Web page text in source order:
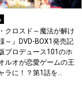
クロスド～魔法が解け
～』DVD-BOX1発売記
プロデュース101のホ
ルオが恋愛ゲームの王
ラに！？第1話を
にて期間限定無料公